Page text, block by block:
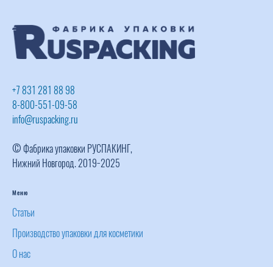
+7 831 281 88 98
8-800-551-09-58
info@ruspacking.ru
© Фабрика упаковки РУСПАКИНГ,
Нижний Новгород. 2019−2025
Меню
Статьи
Производство упаковки для косметики
О нас